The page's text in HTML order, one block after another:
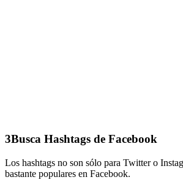
3Busca Hashtags de Facebook
Los hashtags no son sólo para Twitter o
bastante populares en Facebook.